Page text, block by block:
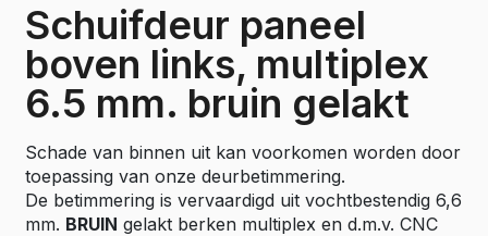
Schuifdeur paneel
boven links, multiplex
6.5 mm. bruin gelakt
Schade van binnen uit kan voorkomen worden door
toepassing van onze deurbetimmering.
De betimmering is vervaardigd uit vochtbestendig 6,6
mm. BRUIN gelakt berken multiplex en d.m.v. CNC